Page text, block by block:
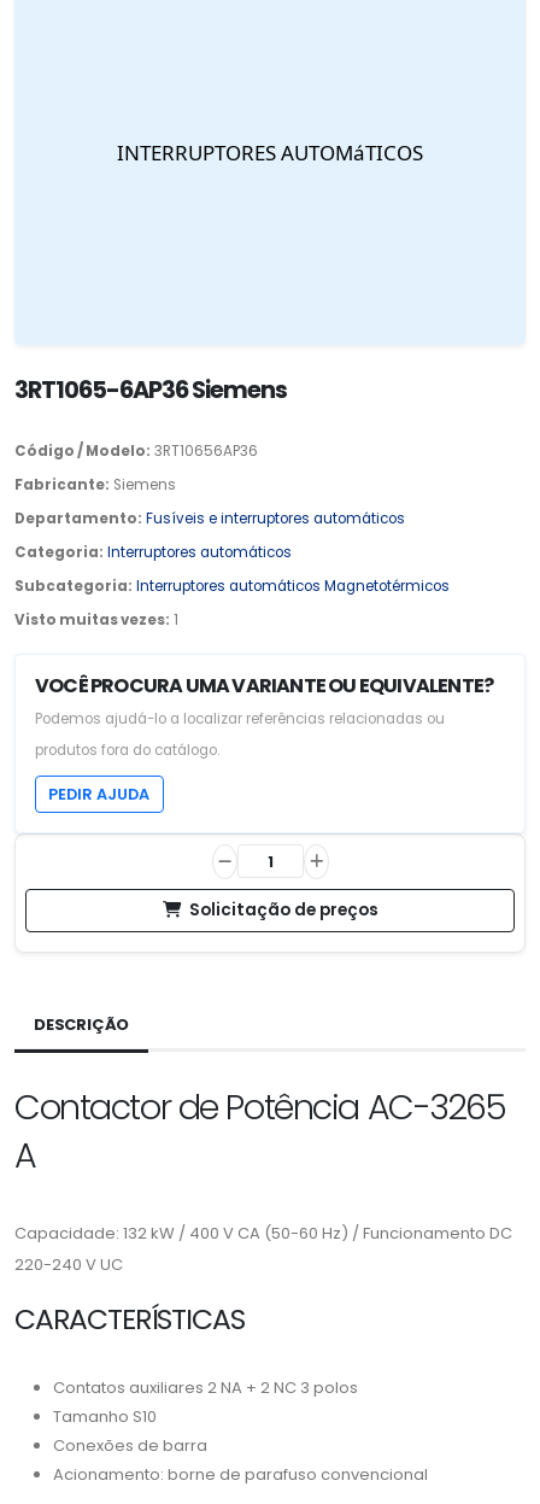
3RT1065-6AP36 Siemens
Código / Modelo: 3RT10656AP36
Fabricante: Siemens
Departamento: Fusíveis e interruptores automáticos
Categoria: Interruptores automáticos
Subcategoria: Interruptores automáticos Magnetotérmicos
Visto muitas vezes: 1
VOCÊ PROCURA UMA VARIANTE OU EQUIVALENTE?
Podemos ajudá-lo a localizar referências relacionadas ou
produtos fora do catálogo.
PEDIR AJUDA
Solicitação de preços
DESCRIÇÃO
Contactor de Potência AC-3265
A
Capacidade: 132 kW / 400 V CA (50-60 Hz) / Funcionamento DC
220-240 V UC
CARACTERÍSTICAS
Contatos auxiliares 2 NA + 2 NC 3 polos
Tamanho S10
Conexões de barra
Acionamento: borne de parafuso convencional